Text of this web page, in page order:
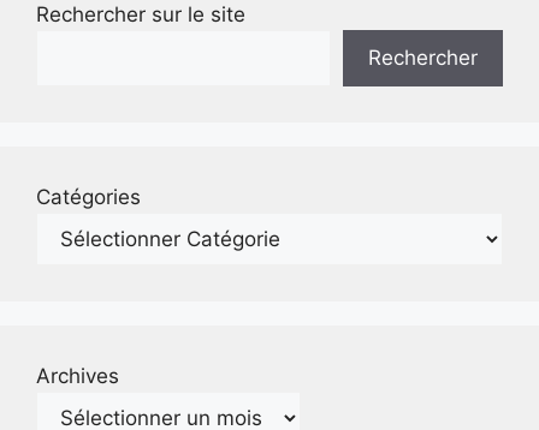
Rechercher sur le site
Rechercher
Catégories
Archives